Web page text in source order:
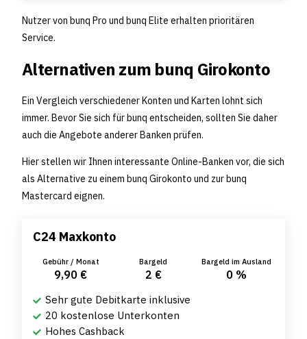
Nutzer von bunq Pro und bunq Elite erhalten prioritären
Service.
Alternativen zum bunq Girokonto
Ein Vergleich verschiedener Konten und Karten lohnt sich
immer. Bevor Sie sich für bunq entscheiden, sollten Sie daher
auch die Angebote anderer Banken prüfen.
Hier stellen wir Ihnen interessante Online-Banken vor, die sich
als Alternative zu einem bunq Girokonto und zur bunq
Mastercard eignen.
C24 Maxkonto
Gebühr / Monat
9,90 €
Bargeld
2 €
Bargeld im Ausland
0 %
Sehr gute Debitkarte inklusive
20 kostenlose Unterkonten
Hohes Cashback